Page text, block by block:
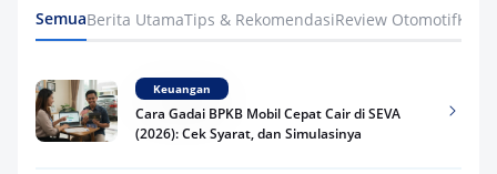
SemuaBerita UtamaTips & RekomendasiReview Otomotif
Keuangan
Cara Gadai BPKB Mobil Cepat Cair di SEVA
(2026): Cek Syarat, dan Simulasinya